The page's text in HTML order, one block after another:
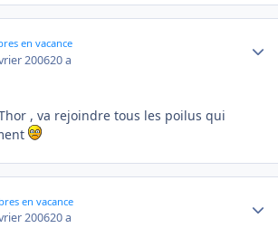
en vacance
200620 a
, va rejoindre tous les poilus qui
en vacance
200620 a